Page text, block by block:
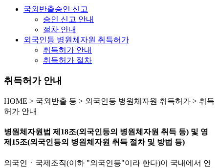
국외반출승인 신고
승인 신고 안내
절차 안내
외국인등 병원체자원 취득허가
취득허가 안내
취득허가 절차
취득허가 안내
HOME > 국외반출 등 > 외국인등 병원체자원 취득허가 > 취득
허가 안내
병원체자원법 제18조(외국인등의 병원체자원 취득 등) 및 영
제15조(외국인등의 병원체자원 취득 절차 및 방법 등)
외국인ㆍ국제조직(이하 "외국인등"이라 한다)이 국내에서 연